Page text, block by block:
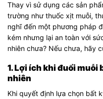
Thay vì sử dụng các sản
trường như thuốc xịt muỗi,
nghĩ đến một phương pháp
kém nhưng lại an toàn với
nhiên chưa? Nếu chưa, hãy
1. Lợi ích khi đuổi
nhiên
Khi quyết định lựa chọn bất